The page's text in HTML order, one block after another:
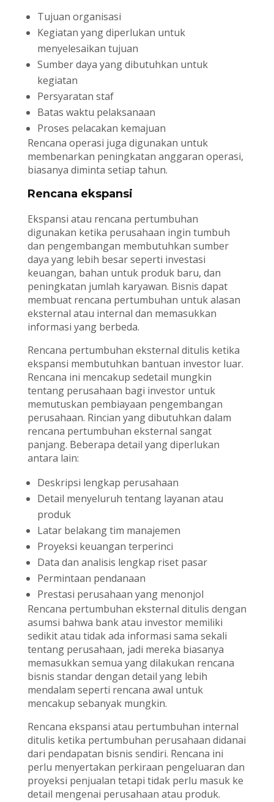
Tujuan organisasi
Kegiatan yang diperlukan untuk
menyelesaikan tujuan
Sumber daya yang dibutuhkan untuk
kegiatan
Persyaratan staf
Batas waktu pelaksanaan
Proses pelacakan kemajuan
Rencana operasi juga digunakan untuk
membenarkan peningkatan anggaran operasi,
biasanya diminta setiap tahun.
Rencana ekspansi
Ekspansi atau rencana pertumbuhan
digunakan ketika perusahaan ingin tumbuh
dan pengembangan membutuhkan sumber
daya yang lebih besar seperti investasi
keuangan, bahan untuk produk baru, dan
peningkatan jumlah karyawan. Bisnis dapat
membuat rencana pertumbuhan untuk alasan
eksternal atau internal dan memasukkan
informasi yang berbeda.
Rencana pertumbuhan eksternal ditulis ketika
ekspansi membutuhkan bantuan investor luar.
Rencana ini mencakup sedetail mungkin
tentang perusahaan bagi investor untuk
memutuskan pembiayaan pengembangan
perusahaan. Rincian yang dibutuhkan dalam
rencana pertumbuhan eksternal sangat
panjang. Beberapa detail yang diperlukan
antara lain:
Deskripsi lengkap perusahaan
Detail menyeluruh tentang layanan atau
produk
Latar belakang tim manajemen
Proyeksi keuangan terperinci
Data dan analisis lengkap riset pasar
Permintaan pendanaan
Prestasi perusahaan yang menonjol
Rencana pertumbuhan eksternal ditulis dengan
asumsi bahwa bank atau investor memiliki
sedikit atau tidak ada informasi sama sekali
tentang perusahaan, jadi mereka biasanya
memasukkan semua yang dilakukan rencana
bisnis standar dengan detail yang lebih
mendalam seperti rencana awal untuk
mencakup sebanyak mungkin.
Rencana ekspansi atau pertumbuhan internal
ditulis ketika pertumbuhan perusahaan didanai
dari pendapatan bisnis sendiri. Rencana ini
perlu menyertakan perkiraan pengeluaran dan
proyeksi penjualan tetapi tidak perlu masuk ke
detail mengenai perusahaan atau produk.